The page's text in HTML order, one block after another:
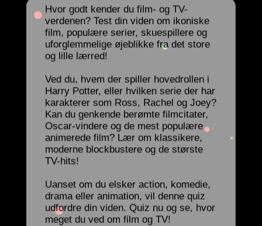
Hvor godt kender du film- og TV-
verdenen? Test din viden om ikoniske
film, populære serier, skuespillere og
uforglemmelige øjeblikke fra det store
og lille lærred!
Ved du, hvem der spiller hovedrollen i
Harry Potter, eller hvilken serie der har
karakterer som Ross, Rachel og Joey?
Kan du genkende berømte filmcitater,
Oscar-vindere og de mest populære
animerede film? Lær om klassikere,
moderne blockbustere og de største
TV-hits!
Uanset om du elsker action, komedie,
drama eller animation, vil denne quiz
udfordre din viden. Quiz nu og se, hvor
meget du ved om film og TV!